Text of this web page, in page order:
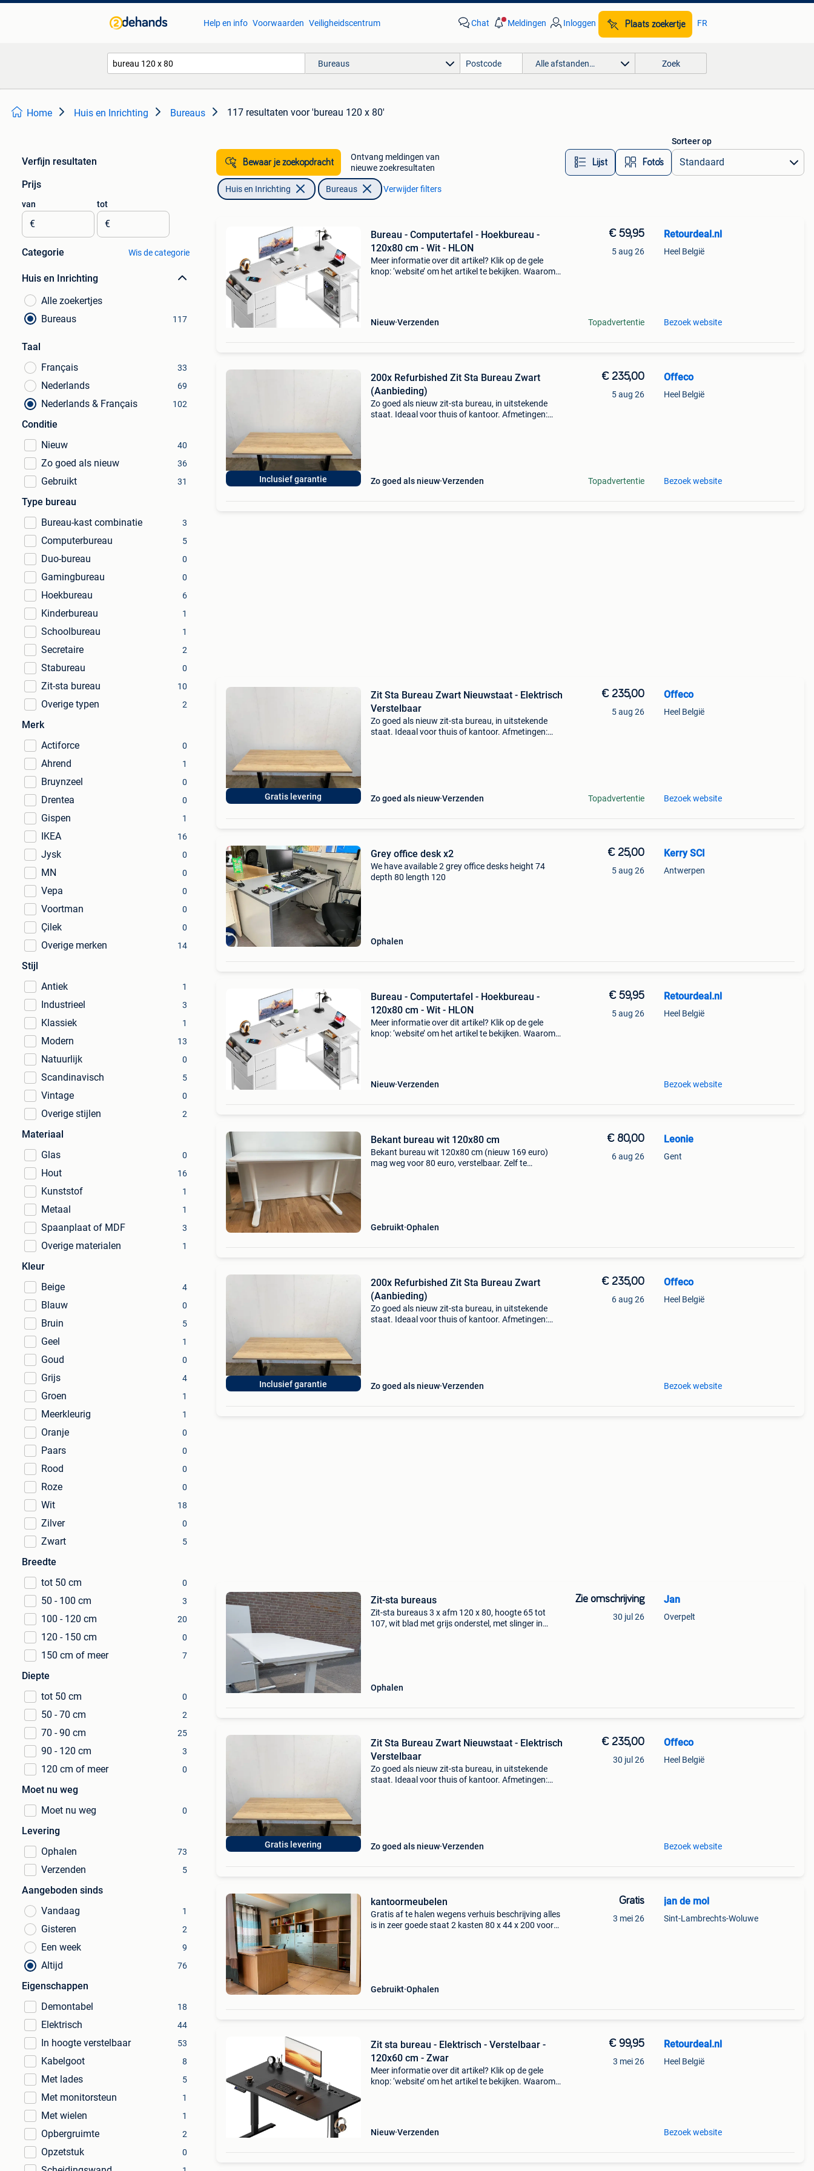
Help en info Voorwaarden Veiligheidscentrum Chat Meldingen Inloggen Plaats zoekertje FR
Bureaus Alle afstanden… Zoek
Home Huis en Inrichting Bureaus 117 resultaten voor 'bureau 120 x 80'
Verfijn resultaten
Prijs
van
€
tot
€
Categorie Wis de categorie
Huis en Inrichting
Alle zoekertjes
Bureaus
117
Taal
Français
33
Nederlands 69
Nederlands & Français 102
Conditie
Nieuw
40
Zo goed als nieuw 36
Gebruikt 31
Type bureau
Bureau-kast combinatie
3
Computerbureau 5
Duo-bureau 0
Gamingbureau 0
Hoekbureau 6
Kinderbureau 1
Schoolbureau 1
Secretaire 2
Stabureau 0
Zit-sta bureau 10
Overige typen 2
Merk
Actiforce
0
Ahrend 1
Bruynzeel 0
Drentea 0
Gispen 1
IKEA 16
Jysk 0
MN 0
Vepa 0
Voortman 0
Çilek 0
Overige merken 14
Stijl
Antiek
1
Industrieel 3
Klassiek 1
Modern 13
Natuurlijk 0
Scandinavisch 5
Vintage 0
Overige stijlen 2
Materiaal
Glas
0
Hout 16
Kunststof 1
Metaal 1
Spaanplaat of MDF 3
Overige materialen 1
Kleur
Beige
4
Blauw 0
Bruin 5
Geel 1
Goud 0
Grijs 4
Groen 1
Meerkleurig 1
Oranje 0
Paars 0
Rood 0
Roze 0
Wit 18
Zilver 0
Zwart 5
Breedte
tot 50 cm
0
50 - 100 cm 3
100 - 120 cm 20
120 - 150 cm 0
150 cm of meer 7
Diepte
tot 50 cm
0
50 - 70 cm 2
70 - 90 cm 25
90 - 120 cm 3
120 cm of meer 0
Moet nu weg
Moet nu weg
0
Levering
Ophalen
73
Verzenden 5
Aangeboden sinds
Vandaag
1
Gisteren 2
Een week 9
Altijd 76
Eigenschappen
Demontabel
18
Elektrisch 44
In hoogte verstelbaar 53
Kabelgoot 8
Met lades 5
Met monitorsteun 1
Met wielen 1
Opbergruimte 2
Opzetstuk 0
Bewaar je zoekopdracht
Ontvang meldingen van
nieuwe zoekresultaten
Lijst Foto’s
Sorteer op
Huis en Inrichting Bureaus Verwijder filters
Bureau - Computertafel - Hoekbureau -
120x80 cm - Wit - HLON
Meer informatie over dit artikel? Klik op de gele
knop: ‘website’ om het artikel te bekijken. Waarom
Nieuw Verzenden
€ 59,95
5 aug 26
Topadvertentie
Retourdeal.nl
Heel België
Bezoek website
Inclusief garantie
200x Refurbished Zit Sta Bureau Zwart
(Aanbieding)
Zo goed als nieuw zit-sta bureau, in uitstekende
staat. Ideaal voor thuis of kantoor. Afmetingen:
Zo goed als nieuw Verzenden
€ 235,00
5 aug 26
Topadvertentie
Offeco
Heel België
Bezoek website
Gratis levering
Zit Sta Bureau Zwart Nieuwstaat - Elektrisch
Verstelbaar
Zo goed als nieuw zit-sta bureau, in uitstekende
staat. Ideaal voor thuis of kantoor. Afmetingen:
Zo goed als nieuw Verzenden
€ 235,00
5 aug 26
Topadvertentie
Offeco
Heel België
Bezoek website
Grey office desk x2
We have available 2 grey office desks height 74
depth 80 length 120
Ophalen
€ 25,00
5 aug 26
Kerry SCI
Antwerpen
Bureau - Computertafel - Hoekbureau -
120x80 cm - Wit - HLON
Meer informatie over dit artikel? Klik op de gele
knop: ‘website’ om het artikel te bekijken. Waarom
Nieuw Verzenden
€ 59,95
5 aug 26
Retourdeal.nl
Heel België
Bezoek website
Bekant bureau wit 120x80 cm
Bekant bureau wit 120x80 cm (nieuw 169 euro)
mag weg voor 80 euro, verstelbaar. Zelf te
Gebruikt Ophalen
€ 80,00
6 aug 26
Leonie
Gent
Inclusief garantie
200x Refurbished Zit Sta Bureau Zwart
(Aanbieding)
Zo goed als nieuw zit-sta bureau, in uitstekende
staat. Ideaal voor thuis of kantoor. Afmetingen:
Zo goed als nieuw Verzenden
€ 235,00
6 aug 26
Offeco
Heel België
Bezoek website
Zit-sta bureaus
Zit-sta bureaus 3 x afm 120 x 80, hoogte 65 tot
107, wit blad met grijs onderstel, met slinger in
Ophalen
Zie omschrijving
30 jul 26
Jan
Overpelt
Gratis levering
Zit Sta Bureau Zwart Nieuwstaat - Elektrisch
Verstelbaar
Zo goed als nieuw zit-sta bureau, in uitstekende
staat. Ideaal voor thuis of kantoor. Afmetingen:
Zo goed als nieuw Verzenden
€ 235,00
30 jul 26
Offeco
Heel België
Bezoek website
kantoormeubelen
Gratis af te halen wegens verhuis beschrijving alles
is in zeer goede staat 2 kasten 80 x 44 x 200 voor
Gebruikt Ophalen
Gratis
3 mei 26
jan de mol
Sint-Lambrechts-Woluwe
Zit sta bureau - Elektrisch - Verstelbaar -
120x60 cm - Zwar
Meer informatie over dit artikel? Klik op de gele
knop: ‘website’ om het artikel te bekijken. Waarom
Nieuw Verzenden
€ 99,95
3 mei 26
Retourdeal.nl
Heel België
Bezoek website